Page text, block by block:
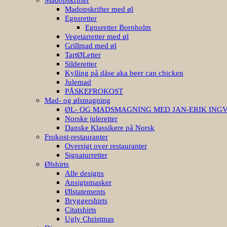
Madopskrifter med øl
Egnsretter
Egnsretter Bornholm
Vegetarretter med øl
Grillmad med øl
TartØLetter
Silderetter
Kylling på dåse aka beer can chicken
Julemad
PÅSKEFROKOST
Mad- og ølsmagning
ØL- OG MADSMAGNING MED JAN-ERIK
Norske juleretter
Danske Klassikere på Norsk
Frokost-restauranter
Oversigt over restauranter
Signaturretter
Ølshirts
Alle designs
Ansigtsmasker
Ølstatements
Bryggershirts
Citatshirts
Ugly Christmas